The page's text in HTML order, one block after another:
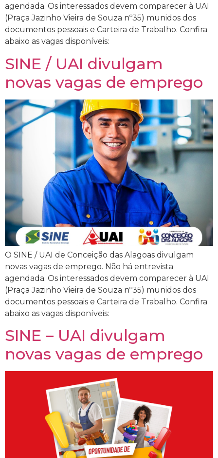
agendada. Os interessados devem comparecer à UAI
(Praça Jazinho Vieira de Souza nº35) munidos dos
documentos pessoais e Carteira de Trabalho. Confira
abaixo as vagas disponíveis:
SINE / UAI divulgam
novas vagas de emprego
O SINE / UAI de Conceição das Alagoas divulgam
novas vagas de emprego. Não há entrevista
agendada. Os interessados devem comparecer à UAI
(Praça Jazinho Vieira de Souza nº35) munidos dos
documentos pessoais e Carteira de Trabalho. Confira
abaixo as vagas disponíveis:
SINE – UAI divulgam
novas vagas de emprego